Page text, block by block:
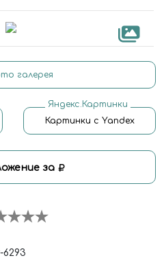
галерея
Яндекс.Картинки
Картинки с Yandex
за